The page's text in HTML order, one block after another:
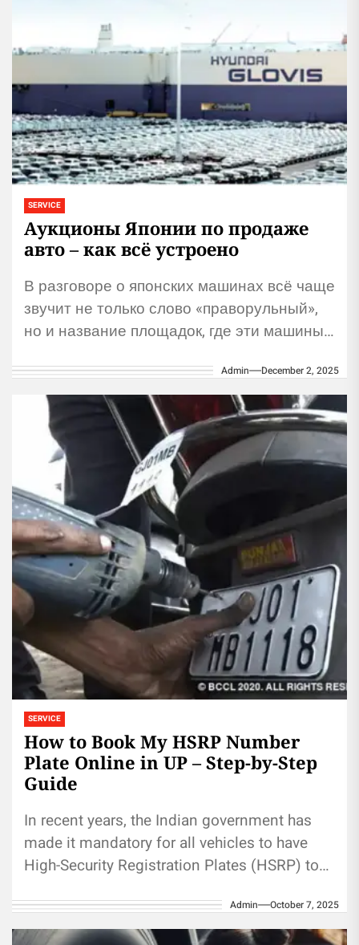
SERVICE
Аукционы Японии по продаже
авто – как всё устроено
В разговоре о японских машинах всё чаще
звучит не только слово «праворульный»,
но и название площадок, где эти машины
Японии...
Admin December 2, 2025
SERVICE
How to Book My HSRP Number
Plate Online in UP – Step-by-Step
Guide
In recent years, the Indian government has
made it mandatory for all vehicles to have
High-Security Registration Plates (HSRP) to
Admin October 7, 2025